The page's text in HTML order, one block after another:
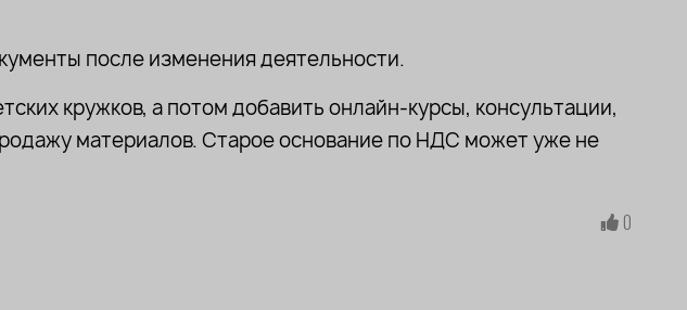
после изменения деятельности.
кружков, а потом добавить онлайн-курсы, консультации,
материалов. Старое основание по НДС может уже не
0